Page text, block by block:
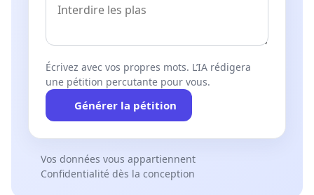
Écrivez avec vos propres mots. L’IA rédigera
une pétition percutante pour vous.
Générer la pétition
Vos données vous appartiennent
Confidentialité dès la conception